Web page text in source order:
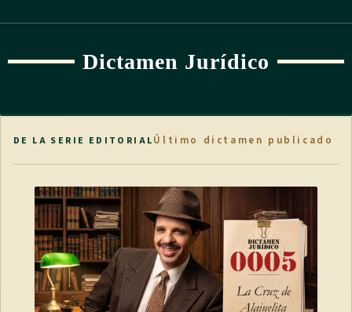
Dictamen Jurídico
DE LA SERIE EDITORIALÚltimo dictamen publicado